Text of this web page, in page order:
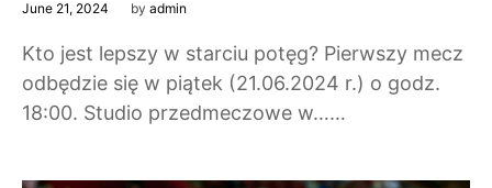
June 21, 2024 by admin
Kto jest lepszy w starciu potęg? Pierwszy mecz
odbędzie się w piątek (21.06.2024 r.) o godz.
18:00. Studio przedmeczowe w……